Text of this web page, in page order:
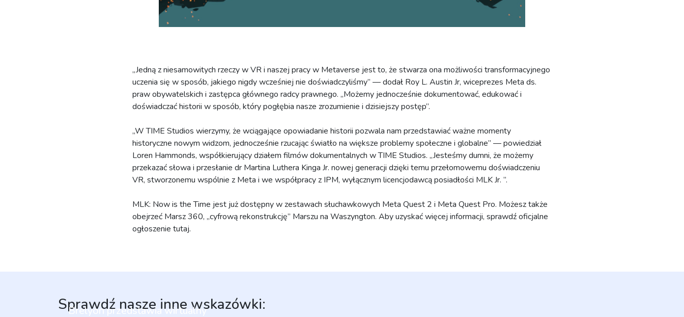
„Jedną z niesamowitych rzeczy w VR i naszej pracy w Metaverse jest to, że stwarza ona możliwości transformacyjnego
uczenia się w sposób, jakiego nigdy wcześniej nie doświadczyliśmy” — dodał Roy L. Austin Jr, wiceprezes Meta ds.
praw obywatelskich i zastępca głównego radcy prawnego. „Możemy jednocześnie dokumentować, edukować i
doświadczać historii w sposób, który pogłębia nasze zrozumienie i dzisiejszy postęp”.
„W TIME Studios wierzymy, że wciągające opowiadanie historii pozwala nam przedstawiać ważne momenty
historyczne nowym widzom, jednocześnie rzucając światło na większe problemy społeczne i globalne” — powiedział
Loren Hammonds, współkierujący działem filmów dokumentalnych w TIME Studios. „Jesteśmy dumni, że możemy
przekazać słowa i przesłanie dr Martina Luthera Kinga Jr. nowej generacji dzięki temu przełomowemu doświadczeniu
VR, stworzonemu wspólnie z Meta i we współpracy z IPM, wyłącznym licencjodawcą posiadłości MLK Jr. ”.
MLK: Now is the Time jest już dostępny w zestawach słuchawkowych Meta Quest 2 i Meta Quest Pro. Możesz także
obejrzeć Marsz 360, „cyfrową rekonstrukcję” Marszu na Waszyngton. Aby uzyskać więcej informacji, sprawdź oficjalne
ogłoszenie tutaj.
Sprawdź nasze inne wskazówki:
Brelyon przedstawia wirtualny